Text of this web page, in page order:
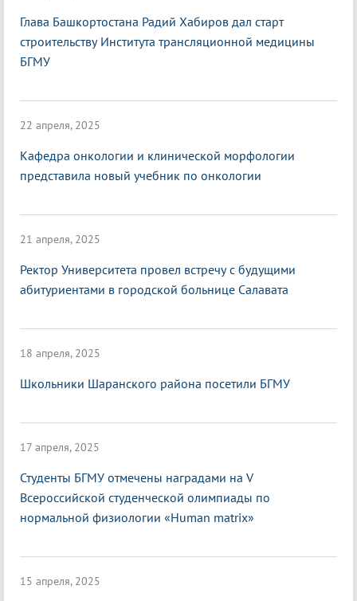
Глава Башкортостана Радий Хабиров дал старт
строительству Института трансляционной медицины
БГМУ
22 апреля, 2025
Кафедра онкологии и клинической морфологии
представила новый учебник по онкологии
21 апреля, 2025
Ректор Университета провел встречу с будущими
абитуриентами в городской больнице Салавата
18 апреля, 2025
Школьники Шаранского района посетили БГМУ
17 апреля, 2025
Студенты БГМУ отмечены наградами на V
Всероссийской студенческой олимпиады по
нормальной физиологии «Нuman matrix»
15 апреля, 2025